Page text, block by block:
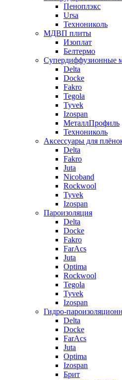
Пеноплэкс
Ursa
Технониколь
МДВП плиты
Изоплат
Белтермо
Супердиффузионные
Delta
Docke
Fakro
Tegola
Tyvek
Izospan
МеталлПрофиль
Технониколь
Аксессуары для
Delta
Fakro
Juta
Nicoband
Rockwool
Tyvek
Izospan
Пароизоляция
Delta
Docke
Fakro
FarAcs
Juta
Optima
Rockwool
Tegola
Tyvek
Izospan
Гидро-
Delta
Docke
FarAcs
Juta
Optima
Izospan
Брит